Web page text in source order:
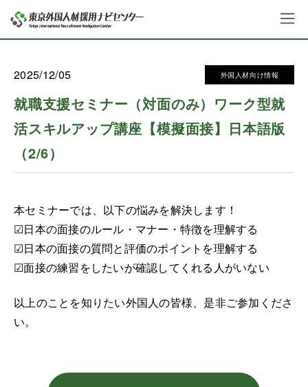
外国人材向け情報
2025/12/05
就職支援セミナー（対面のみ）ワーク型就
活スキルアップ講座【模擬面接】日本語版
（2/6）
本セミナーでは、以下の悩みを解決します！
☑日本の面接のルール・マナー・特徴を理解する
☑日本の面接の質問と評価のポイントを理解する
☑面接の練習をしたいが確認してくれる人がいない
以上のことを知りたい外国人の皆様、是非ご参加くださ
い。